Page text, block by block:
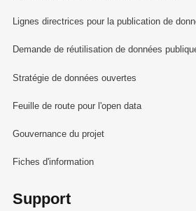
Lignes directrices pour la publication de
Demande de réutilisation de données
Stratégie de données ouvertes
Feuille de route pour l'open data
Gouvernance du projet
Fiches d'information
Support